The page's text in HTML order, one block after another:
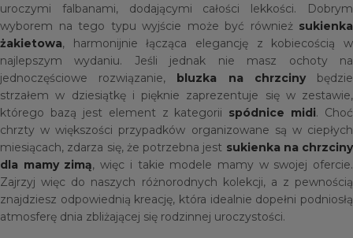
uroczymi falbanami, dodającymi całości lekkości. Dobrym
wyborem na tego typu wyjście może być również sukienka
żakietowa, harmonijnie łącząca elegancję z kobiecością w
najlepszym wydaniu. Jeśli jednak nie masz ochoty na
jednoczęściowe rozwiązanie, bluzka na chrzcinybędzie
strzałem w dziesiątkę i pięknie zaprezentuje się w zestawie,
którego bazą jest element z kategorii spódnice midi. Choć
chrzty w większości przypadków organizowane są w ciepłych
miesiącach, zdarza się, że potrzebna jest sukienka na chrzciny
dla mamy zimą, więc i takie modele mamy w swojej ofercie.
Zajrzyj więc do naszych różnorodnych kolekcji, a z pewnością
znajdziesz odpowiednią kreację, która idealnie dopełni podniosłą
atmosferę dnia zbliżającej się rodzinnej uroczystości.